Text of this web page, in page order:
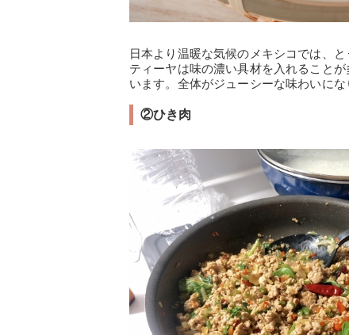
日本より温暖な気候のメキシコでは、
ティーヤは味の濃い具材を入れること
います。全体がジューシーな味わいに
②ひき肉